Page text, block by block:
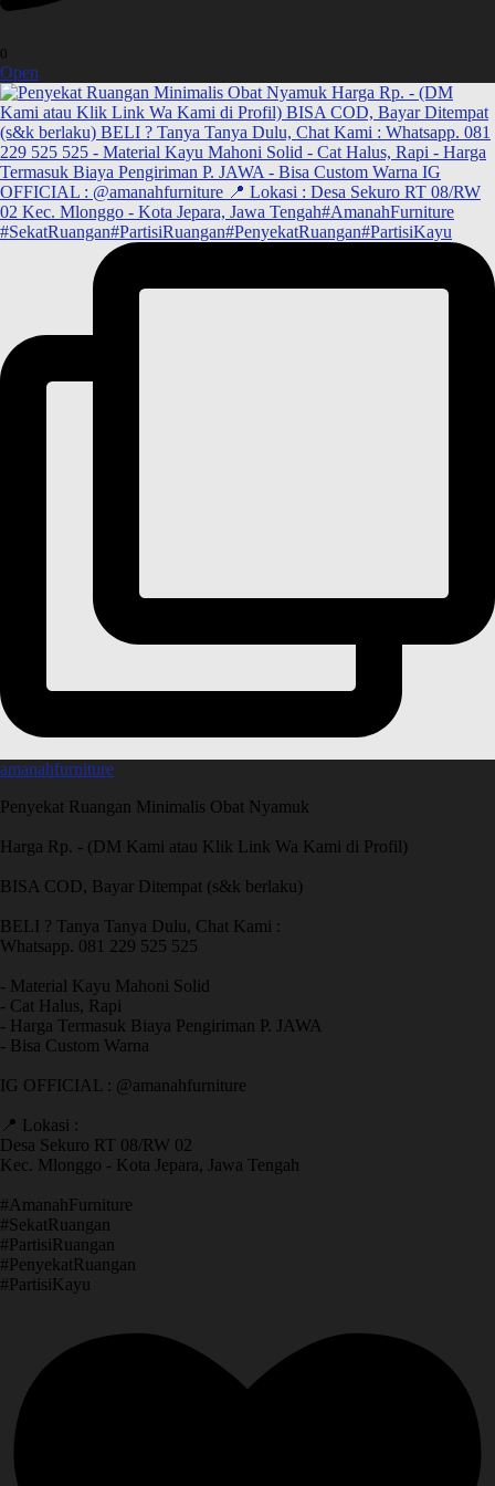
0
Open
amanahfurniture
Penyekat Ruangan Minimalis Obat Nyamuk
Harga Rp. - (DM Kami atau Klik Link Wa Kami di Profil)
BISA COD, Bayar Ditempat (s&k berlaku)
BELI ? Tanya Tanya Dulu, Chat Kami :
Whatsapp. 081 229 525 525
- Material Kayu Mahoni Solid
- Cat Halus, Rapi
- Harga Termasuk Biaya Pengiriman P. JAWA
- Bisa Custom Warna
IG OFFICIAL : @amanahfurniture
📍 Lokasi :
Desa Sekuro RT 08/RW 02
Kec. Mlonggo - Kota Jepara, Jawa Tengah
​#AmanahFurniture
​#SekatRuangan
​#PartisiRuangan
​#PenyekatRuangan
​#PartisiKayu